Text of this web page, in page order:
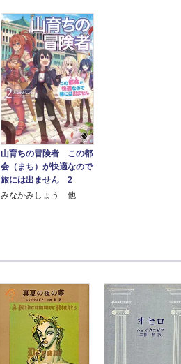
山育ちの冒険者 この都
会（まち）が快適なので
旅には出ません 2
みなかみしょう 他